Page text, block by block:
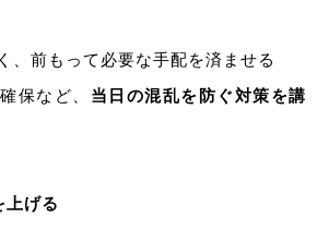
、前もって必要な手配を済ませる
保など、 当日の混乱を防ぐ対策を講
上げる